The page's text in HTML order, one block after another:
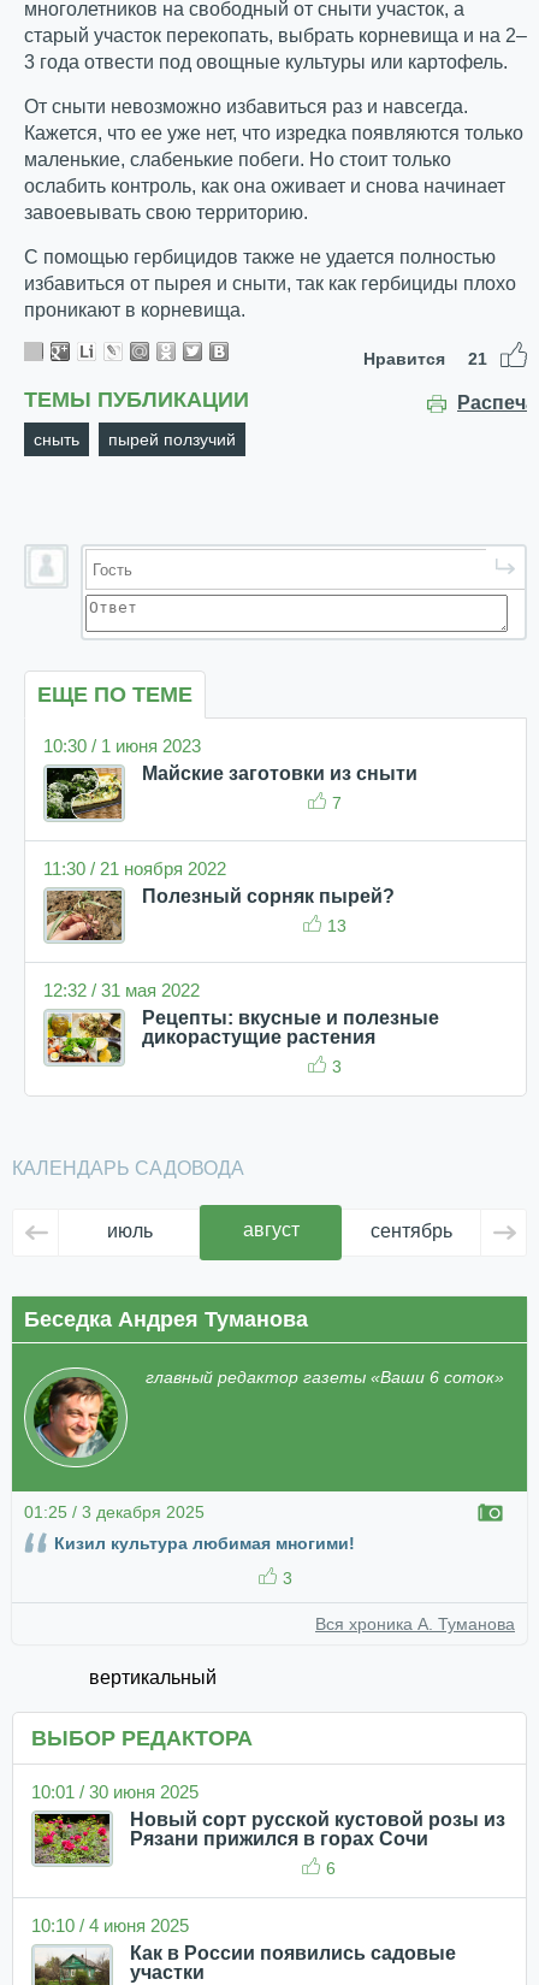
многолетников на свободный от сныти участок, а
старый участок перекопать, выбрать корневища и на 2–
3 года отвести под овощные культуры или картофель.
От сныти невозможно избавиться раз и навсегда.
Кажется, что ее уже нет, что изредка появляются только
маленькие, слабенькие побеги. Но стоит только
ослабить контроль, как она оживает и снова начинает
завоевывать свою территорию.
С помощью гербицидов также не удается полностью
избавиться от пырея и сныти, так как гербициды плохо
проникают в корневища.
Нравится 21
ТЕМЫ ПУБЛИКАЦИИ
сныть пырей ползучий
ЕЩЕ ПО ТЕМЕ
10:30 / 1 июня 2023
Майские заготовки из сныти
7
11:30 / 21 ноября 2022
Полезный сорняк пырей?
13
12:32 / 31 мая 2022
Рецепты: вкусные и полезные
дикорастущие растения
3
КАЛЕНДАРЬ САДОВОДА
июль август сентябрь
Беседка Андрея Туманова
главный редактор газеты «Ваши 6 соток»
01:25 / 3 декабря 2025
Кизил культура любимая многими!
3
Вся хроника А. Туманова
вертикальный
ВЫБОР РЕДАКТОРА
10:01 / 30 июня 2025
Новый сорт русской кустовой розы из
Рязани прижился в горах Сочи
6
10:10 / 4 июня 2025
Как в России появились садовые
участки